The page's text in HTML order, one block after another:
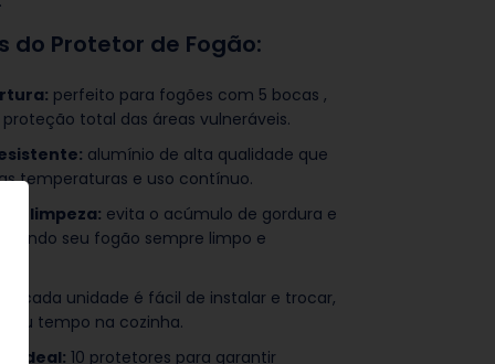
do Protetor de Fogão:
perfeito para fogões com 5 bocas ,
total das áreas vulneráveis.
alumínio de alta qualidade que
temperaturas e uso contínuo.
limpeza: evita o acúmulo de gordura e
seu fogão sempre limpo e
cada unidade é fácil de instalar e trocar,
tempo na cozinha.
ideal: 10 protetores para garantir